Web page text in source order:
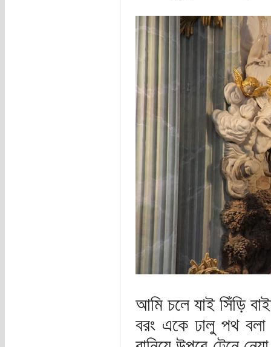
আমি চলে যাই সিঁড়ি
বরং একে ঢালু পথ বলা